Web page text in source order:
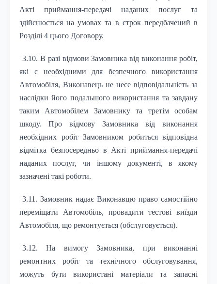
Акті приймання-передачі наданих послуг та
здійснюється на умовах та в строк передбачений в
Розділі 4 цього Договору.
3.10. В разі відмови Замовника від виконання робіт,
які є необхідними для безпечного використання
Автомобіля, Виконавець не несе відповідальність за
наслідки його подальшого використання та завдану
таким Автомобілем Замовнику та третім особам
шкоду. Про відмову Замовника від виконання
необхідних робіт Замовником робиться відповідна
відмітка безпосередньо в Акті приймання-передачі
наданих послуг, чи іншому документі, в якому
зазначені такі роботи.
3.11. Замовник надає Виконавцю право самостійно
переміщати Автомобіль, провадити тестові виїзди
Автомобіля, що ремонтується (обслуговується).
3.12. На вимогу Замовника, при виконанні
ремонтних робіт та технічного обслуговування,
можуть бути використані матеріали та запасні